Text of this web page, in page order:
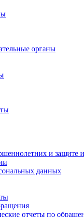
органы
и защите
данных
отчеты по